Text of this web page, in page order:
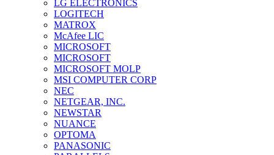
LG ELECTRONICS
LOGITECH
MATROX
McAfee LIC
MICROSOFT
MICROSOFT
MICROSOFT MOLP
MSI COMPUTER CORP
NEC
NETGEAR, INC.
NEWSTAR
NUANCE
OPTOMA
PANASONIC